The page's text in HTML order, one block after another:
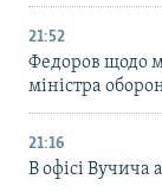
21:52
Федоров щодо
міністра
21:16
В офісі Вучича